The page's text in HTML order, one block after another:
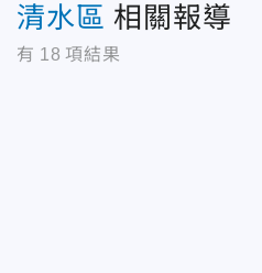
清水區 相關報導
有 18 項結果